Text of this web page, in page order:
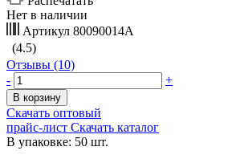
Нет в наличии
Артикул 80090014А
(4.5)
Отзывы (10)
-
+
В корзину
Скачать оптовый
прайс-лист Скачать каталог
В упаковке: 50 шт.